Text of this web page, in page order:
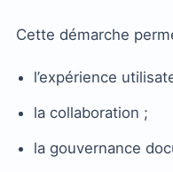
Cette démarche
l’expérience
la collaboration ;
la gouvernance